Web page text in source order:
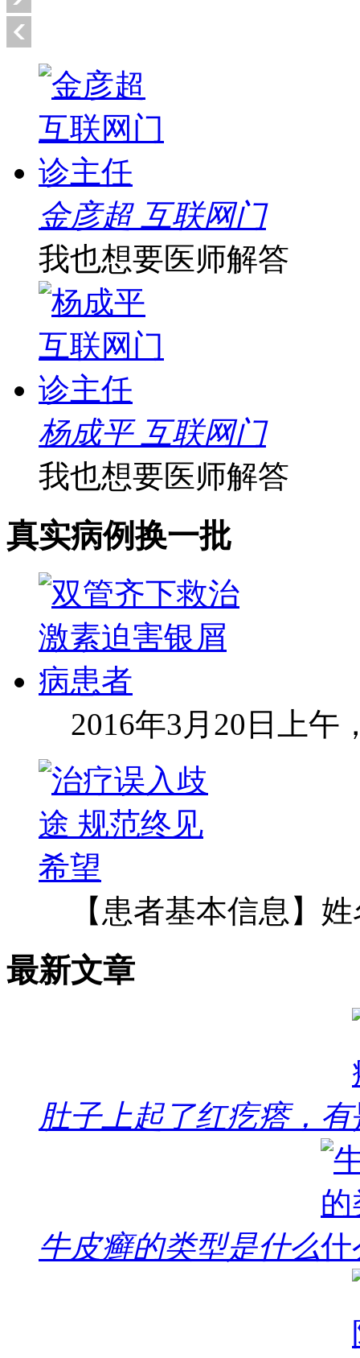
金彦超 互联网门
我也想要医师解答
杨成平 互联网门
我也想要医师解答
真实病例换一批
2016年3月20日上午
【患者基本信息】
最新文章
肚子上起了红疙瘩，有
牛皮癣的类型是什么